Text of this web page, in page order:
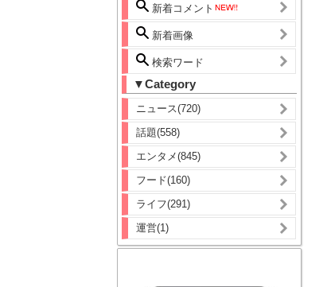
新着コメント
新着画像
検索ワード
▼Category
ニュース(720)
話題(558)
エンタメ(845)
フード(160)
ライフ(291)
運営(1)